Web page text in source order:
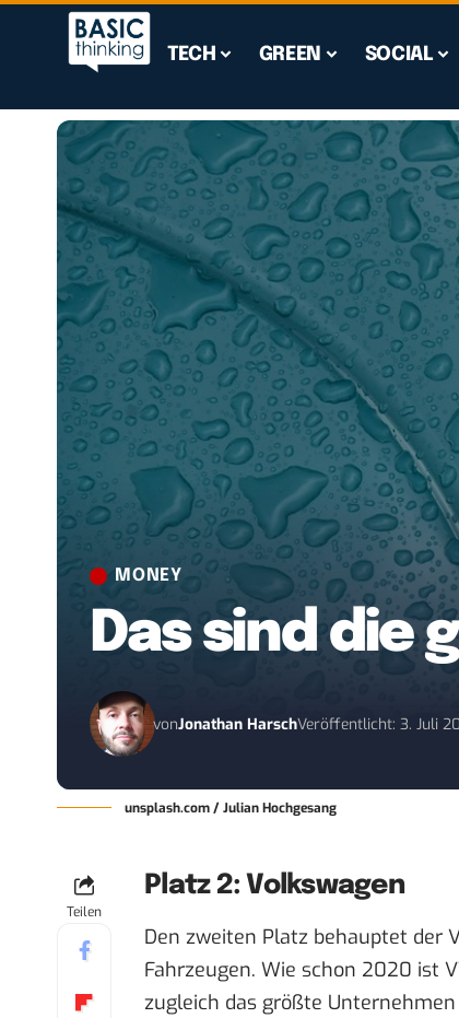
TECH GREEN SOCIAL
MONEY
Das sind die
vonJonathan HarschVeröffentlicht: 3. Juli
unsplash.com / Julian Hochgesang
Teilen
Platz 2: Volkswagen
Den zweiten Platz behauptet der
Fahrzeugen. Wie schon 2020 ist
zugleich das größte